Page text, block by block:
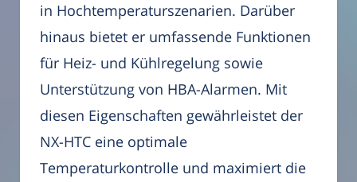
in Hochtemperaturszenarien. Darüber
hinaus bietet er umfassende Funktionen
für Heiz- und Kühlregelung sowie
Unterstützung von HBA-Alarmen. Mit
diesen Eigenschaften gewährleistet der
NX-HTC eine optimale
Temperaturkontrolle und maximiert die